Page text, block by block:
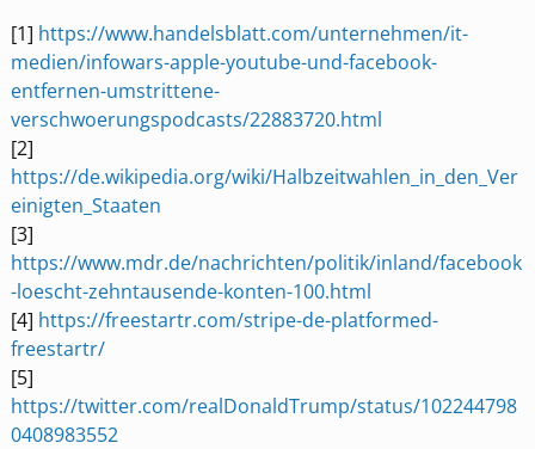
[1] https://www.handelsblatt.com/unternehmen/it-
medien/infowars-apple-youtube-und-facebook-
entfernen-umstrittene-
verschwoerungspodcasts/22883720.html
[2]
https://de.wikipedia.org/wiki/Halbzeitwahlen_in_den_Ver
einigten_Staaten
[3]
https://www.mdr.de/nachrichten/politik/inland/facebook
-loescht-zehntausende-konten-100.html
[4] https://freestartr.com/stripe-de-platformed-
freestartr/
[5]
https://twitter.com/realDonaldTrump/status/102244798
0408983552